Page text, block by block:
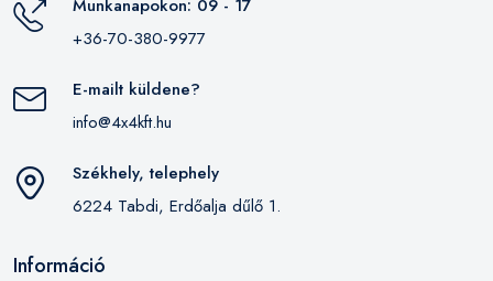
Munkanapokon: 09 - 17
+36-70-380-9977
E-mailt küldene?
info@4x4kft.hu
Székhely, telephely
6224 Tabdi, Erdőalja dűlő 1.
Információ